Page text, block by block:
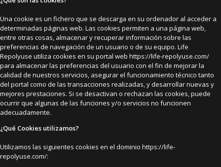
Una cookie es un fichero que se descarga en su ordenador al acceder a
determinadas páginas web. Las cookies permiten a una página web,
entre otras cosas, almacenar y recuperar información sobre las
preferencias de navegación de un usuario o de su equipo. Life
Repolyuse utiliza cookies en su portal web https://life-repolyuse.com/
para almacenar las preferencias del usuario con el fin de mejorar la
calidad de nuestros servicios, asegurar el funcionamiento técnico tanto
del portal como de las transacciones realizadas, y desarrollar nuevas y
mejores prestaciones. Si se desactivan o rechazan las cookies, puede
ocurrir que algunas de las funciones y/o servicios no funcionen
adecuadamente.
¿Qué Cookies utilizamos?
Utilizamos las siguientes cookies en el dominio https://life-
repolyuse.com/: